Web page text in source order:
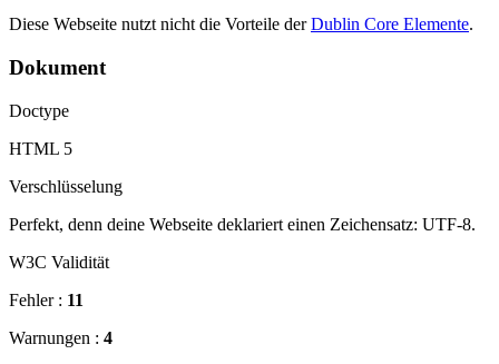
Diese Webseite nutzt nicht die Vorteile derDublin Core Elemente.
Dokument
Doctype
HTML 5
Verschlüsselung
Perfekt, denn deine Webseite deklariert einen Zeichensatz: UTF-8.
W3C Validität
Fehler : 11
Warnungen : 4